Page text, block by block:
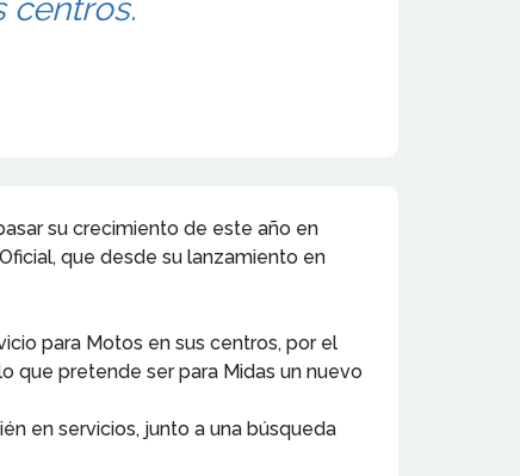
centros.
su crecimiento de este año en
que desde su lanzamiento en
para Motos en sus centros, por el
que pretende ser para Midas un nuevo
en servicios, junto a una búsqueda